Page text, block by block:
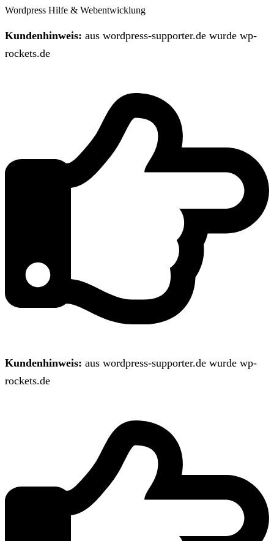
Wordpress Hilfe & Webentwicklung
Kundenhinweis: aus wordpress-supporter.de wurde wp-
rockets.de
Kundenhinweis: aus wordpress-supporter.de wurde wp-
rockets.de